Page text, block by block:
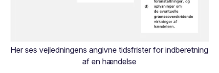
Her ses vejledningens angivne tidsfrister for indberetning
af en hændelse